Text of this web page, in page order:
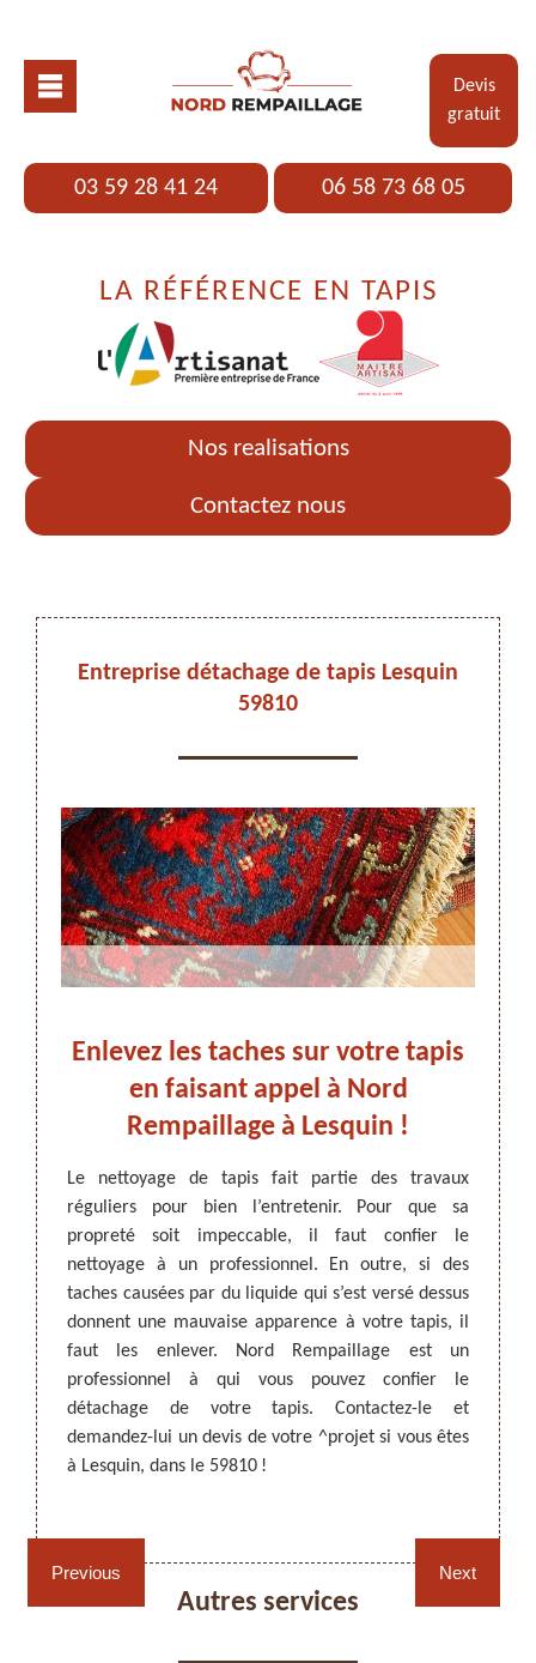
Devis
gratuit
03 59 28 41 24 06 58 73 68 05
LA RÉFÉRENCE EN TAPIS
Nos realisations
Contactez nous
ARTISAN DEZITTER, REMPAILLAGE -
CANNAGE - RECOLLAGE, 59 NORD
chaises et sièges 59
Cannage fauteuil, chaises
et sièges 59
Entreprise détachage de tapis Lesquin
59810
Previous
votre
Pour
est
À
le
lui le
Enlevez les taches sur votre tapis
en faisant appel à Nord
Rempaillage à Lesquin !
Le nettoyage de tapis fait partie des travaux
réguliers pour bien l’entretenir. Pour que sa
propreté soit impeccable, il faut confier le
nettoyage à un professionnel. En outre, si des
taches causées par du liquide qui s’est versé dessus
donnent une mauvaise apparence à votre tapis, il
faut les enlever. Nord Rempaillage est un
professionnel à qui vous pouvez confier le
détachage de votre tapis. Contactez-le et
demandez-lui un devis de votre ^projet si vous êtes
à Lesquin, dans le 59810 !
Pour
de
Nord
va
tapis
Next
Autres services